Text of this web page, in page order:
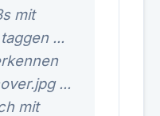
mit
...
...
mit